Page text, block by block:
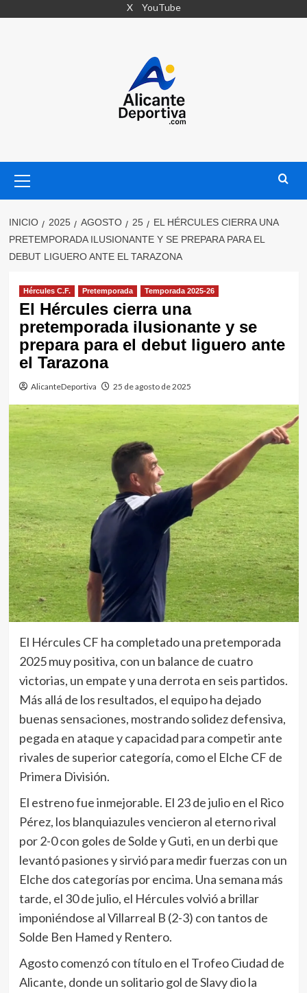
X YouTube
primario
INICIO 2025 AGOSTO 25
EL HÉRCULES CIERRA UNA
PRETEMPORADA ILUSIONANTE Y SE PREPARA PARA EL
DEBUT LIGUERO ANTE EL TARAZONA
Hércules C.F. Pretemporada Temporada 2025-26
El Hércules cierra una
pretemporada ilusionante y se
prepara para el debut liguero ante
el Tarazona
AlicanteDeportiva 25 de agosto de 2025
El Hércules CF ha completado una pretemporada
2025 muy positiva, con un balance de cuatro
victorias, un empate y una derrota en seis partidos.
Más allá de los resultados, el equipo ha dejado
buenas sensaciones, mostrando solidez defensiva,
pegada en ataque y capacidad para competir ante
rivales de superior categoría, como el Elche CF de
Primera División.
El estreno fue inmejorable. El 23 de julio en el Rico
Pérez, los blanquiazules vencieron al eterno rival
por 2-0 con goles de Solde y Guti, en un derbi que
levantó pasiones y sirvió para medir fuerzas con un
Elche dos categorías por encima. Una semana más
tarde, el 30 de julio, el Hércules volvió a brillar
imponiéndose al Villarreal B (2-3) con tantos de
Solde Ben Hamed y Rentero.
Agosto comenzó con título en el Trofeo Ciudad de
Alicante, donde un solitario gol de Slavy dio la